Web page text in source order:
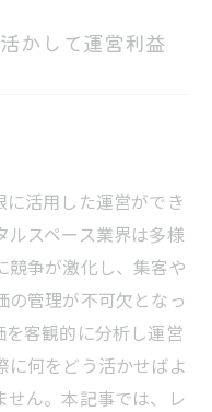
かして運営利益
に活用した運営ができ
スペース業界は多様
競争が激化し、集客や
管理が不可欠となっ
客観的に分析し運営
に何をどう活かせばよ
せん。本記事では、レ